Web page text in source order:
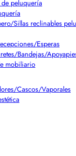
de peluquería
Sillas reclinables
Esperas
Bandejas/
mobiliario
Cascos/Vaporales